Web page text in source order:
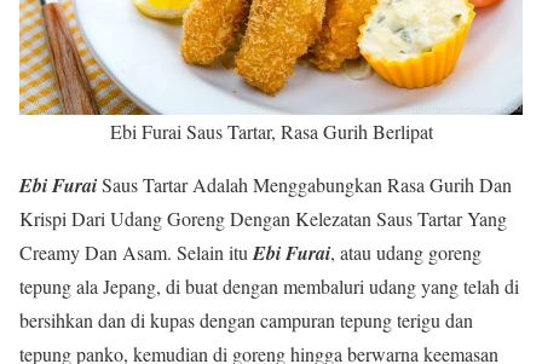
Ebi Furai Saus Tartar, Rasa Gurih Berlipat
Ebi FuraiSaus Tartar Adalah Menggabungkan Rasa Gurih Dan
Krispi Dari Udang Goreng Dengan Kelezatan Saus Tartar Yang
Creamy Dan Asam. Selain itu Ebi Furai, atau udang goreng
tepung ala Jepang, di buat dengan membaluri udang yang telah di
bersihkan dan di kupas dengan campuran tepung terigu dan
tepung panko, kemudian di goreng hingga berwarna keemasan